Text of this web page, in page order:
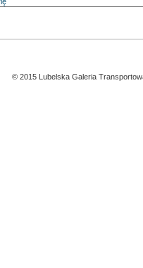
© 2015 Lubelska Galeria